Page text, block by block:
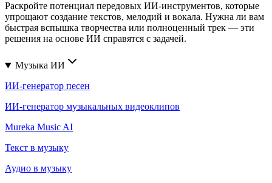
Раскройте потенциал передовых ИИ-инструментов, которые
упрощают создание текстов, мелодий и вокала. Нужна ли вам
быстрая вспышка творчества или полноценный трек — эти
решения на основе ИИ справятся с задачей.
Музыка ИИ
ИИ-генератор песен
ИИ-генератор музыкальных видеоклипов
Mureka Music AI
Текст в музыку
Аудио в музыку